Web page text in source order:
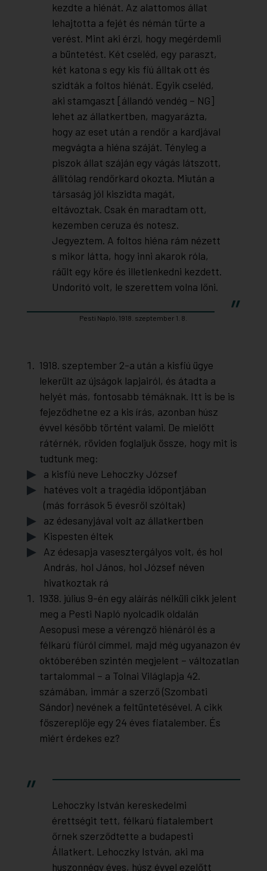
kezdte a hiénát. Az alattomos állat
lehajtotta a fejét és némán tűrte a
verést. Mint aki érzi, hogy megérdemli
a büntetést. Két cseléd, egy paraszt,
két katona s egy kis fiú álltak ott és
szidták a foltos hiénát. Egyik cseléd,
aki stamgaszt [állandó vendég – NG]
lehet az állatkertben, magyarázta,
hogy az eset után a rendőr a kardjával
megvágta a hiéna száját. Tényleg a
piszok állat száján egy vágás látszott,
állítólag rendőrkard okozta. Miután a
társaság jól kiszidta magát,
eltávoztak. Csak én maradtam ott,
kezemben ceruza és notesz.
Jegyeztem. A foltos hiéna rám nézett
s mikor látta, hogy inni akarok róla,
ráült egy kőre és illetlenkedni kezdett.
Undorító volt, le szerettem volna lőni.
Pesti Napló, 1918. szeptember 1. 8.
1918. szeptember 2-a után a kisfiú ügye
lekerült az újságok lapjairól, és átadta a
helyét más, fontosabb témáknak. Itt is be is
fejeződhetne ez a kis írás, azonban húsz
évvel később történt valami. De mielőtt
rátérnék, röviden foglaljuk össze, hogy mit is
tudtunk meg:
a kisfiú neve Lehoczky József
hatéves volt a tragédia időpontjában
(más források 5 évesről szóltak)
az édesanyjával volt az állatkertben
Kispesten éltek
Az édesapja vasesztergályos volt, és hol
András, hol János, hol József néven
hivatkoztak rá
1938. július 9-én egy aláírás nélküli cikk jelent
meg a Pesti Napló nyolcadik oldalán
Aesopusi mese a vérengző hiénáról és a
félkarú fiúról címmel, majd még ugyanazon év
októberében szintén megjelent – változatlan
tartalommal – a Tolnai Világlapja 42.
számában, immár a szerző (Szombati
Sándor) nevének a feltüntetésével. A cikk
főszereplője egy 24 éves fiatalember. És
miért érdekes ez?
Lehoczky István kereskedelmi
érettségit tett, félkarú fiatalembert
őrnek szerződtette a budapesti
Állatkert. Lehoczky István, aki ma
huszonnégy éves, húsz évvel ezelőtt